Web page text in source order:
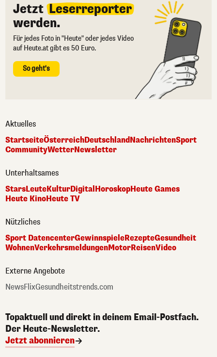
Jetzt Leserreporter
werden.
Für jedes Foto in "Heute" oder jedes Video
auf Heute.at gibt es 50 Euro.
So geht's
Aktuelles
StartseiteÖsterreichDeutschlandNachrichtenSport
CommunityWetterNewsletter
Unterhaltsames
StarsLeuteKulturDigital HoroskopHeute Games
Heute KinoHeute TV
Nützliches
Sport DatencenterGewinnspieleRezepteGesundheit
WohnenVerkehrsmeldungenMotorReisenVideo
Externe Angebote
NewsFlixGesundheitstrends.com
Topaktuell und direkt in deinem Email-Postfach.
Der Heute-Newsletter.
Jetzt abonnieren